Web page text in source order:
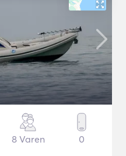
8 Varen 0